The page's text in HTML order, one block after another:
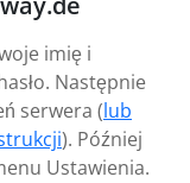
imię i
Następnie
serwera (lub
). Później
Ustawienia.